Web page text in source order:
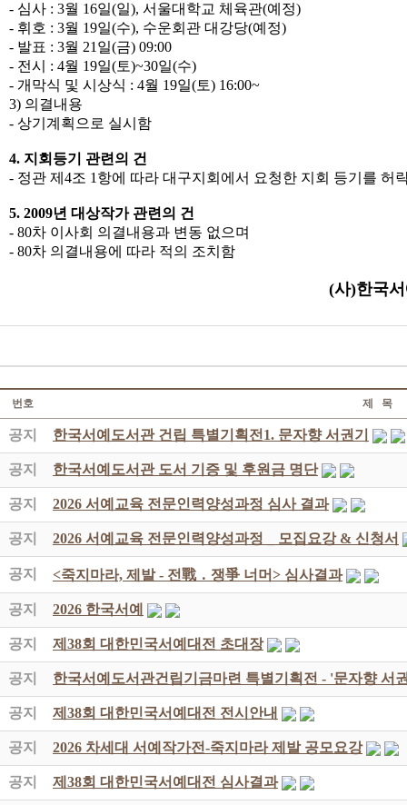
- 심사 : 3월 16일(일), 서울대학교 체육관(예정)
- 휘호 : 3월 19일(수), 수운회관 대강당(예정)
- 발표 : 3월 21일(금) 09:00
- 전시 : 4월 19일(토)~30일(수)
- 개막식 및 시상식 : 4월 19일(토) 16:00~
3) 의결내용
- 상기계획으로 실시함
4. 지회등기 관련의 건
- 정관 제4조 1항에 따라 대구지회에서 요청한 지회 등기를 허
5. 2009년 대상작가 관련의 건
- 80차 이사회 의결내용과 변동 없으며
- 80차 의결내용에 따라 적의 조치함
(사)한국
번호 제 목
공지 한국서예도서관 건립 특별기획전1. 문자향 서권기
공지 한국서예도서관 도서 기증 및 후원금 명단
공지 2026 서예교육 전문인력양성과정 심사 결과
공지 2026 서예교육 전문인력양성과정 _ 모집요강 & 신청서
공지 <죽지마라, 제발 - 전戰 ․ 쟁爭 너머> 심사결과
공지 2026 한국서예
공지 제38회 대한민국서예대전 초대장
공지 한국서예도서관건립기금마련 특별기획전 - '문자향 서
공지 제38회 대한민국서예대전 전시안내
공지 2026 차세대 서예작가전-죽지마라 제발 공모요강
공지 제38회 대한민국서예대전 심사결과